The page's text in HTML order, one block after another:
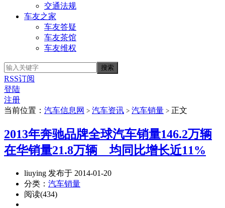
交通法规
车友之家
车友答疑
车友茶馆
车友维权
RSS订阅
登陆
注册
当前位置： 汽车信息网 > 汽车资讯 > 汽车销量 > 正文
2013年奔驰品牌全球汽车销量146.2万辆
在华销量21.8万辆 均同比增长近11%
liuying 发布于 2014-01-20
分类： 汽车销量
阅读(434)